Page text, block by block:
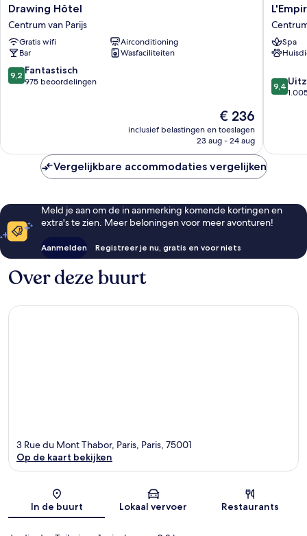
Drawing
Hôtel
Centrum
van
Parijs
Drawing Hôtel
Centrum van Parijs
Gratis wifi
Airconditioning
Bar
Wasfaciliteiten
9.2
van
9,2 Fantastisch
975 beoordelingen
De
prijs
is
€ 236
inclusief belastingen en toeslagen
23 aug - 24 aug
L'Empire
Paris
van
Parijs
Spa
9.4
van
9,4
Vergelijkbare accommodaties vergelijken
Meld je aan om de in aanmerking komende kortingen en
extra's te zien. Meer beloningen voor meer avonturen!
Aanmelden Registreer je nu, gratis en voor niets
Over deze buurt
Kaart
3 Rue du Mont Thabor, Paris, Paris, 75001
Op de kaart bekijken
In de buurt Lokaal vervoer Restaurants